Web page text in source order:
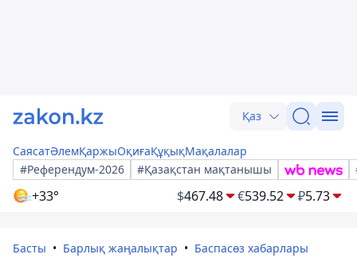
Қаз
СаясатӘлемҚаржыОқиғаҚұқықМақалалар
#Референдум-2026
#Қазақстан мақтанышы
+33° $467.48 €539.52 ₽5.73
Басты Барлық жаңалықтар Баспасөз хабарлары